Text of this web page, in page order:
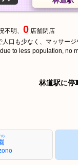
不明、 0 店舗閉店
口も少なく、マッサー
to less population, no
林道駅に停
の